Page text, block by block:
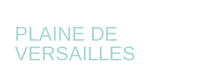
PLAINE DE
VERSAILLES